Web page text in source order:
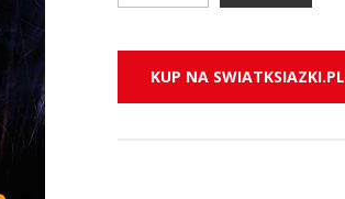
KUP NA SWIATKSIAZKI.PL